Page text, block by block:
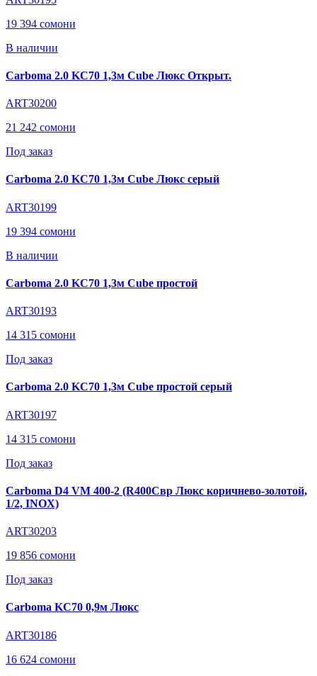
19 394 сомони
В наличии
Carboma 2.0 KC70 1,3м Cube Люкс Открыт.
ART30200
21 242 сомони
Под заказ
Carboma 2.0 KC70 1,3м Cube Люкс серый
ART30199
19 394 сомони
В наличии
Carboma 2.0 KC70 1,3м Cube простой
ART30193
14 315 сомони
Под заказ
Carboma 2.0 KC70 1,3м Cube простой серый
ART30197
14 315 сомони
Под заказ
Carboma D4 VM 400-2 (R400Cвр Люкс коричнево-золотой,
1/2, INOX)
ART30203
19 856 сомони
Под заказ
Carboma KC70 0,9м Люкс
ART30186
16 624 сомони